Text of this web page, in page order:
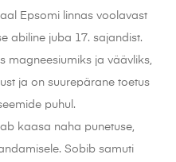
Epsomi linnas voolavast
abiline juba 17. sajandist.
magneesiumiks ja väävliks,
ja on suurepärane toetus
puhul.
kaasa naha punetuse,
Sobib samuti